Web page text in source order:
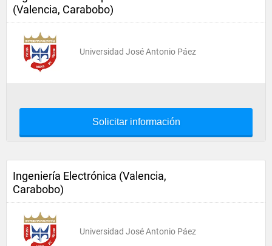
(Valencia, Carabobo)
Universidad José Antonio Páez
Solicitar información
Ingeniería Electrónica (Valencia,
Carabobo)
Universidad José Antonio Páez